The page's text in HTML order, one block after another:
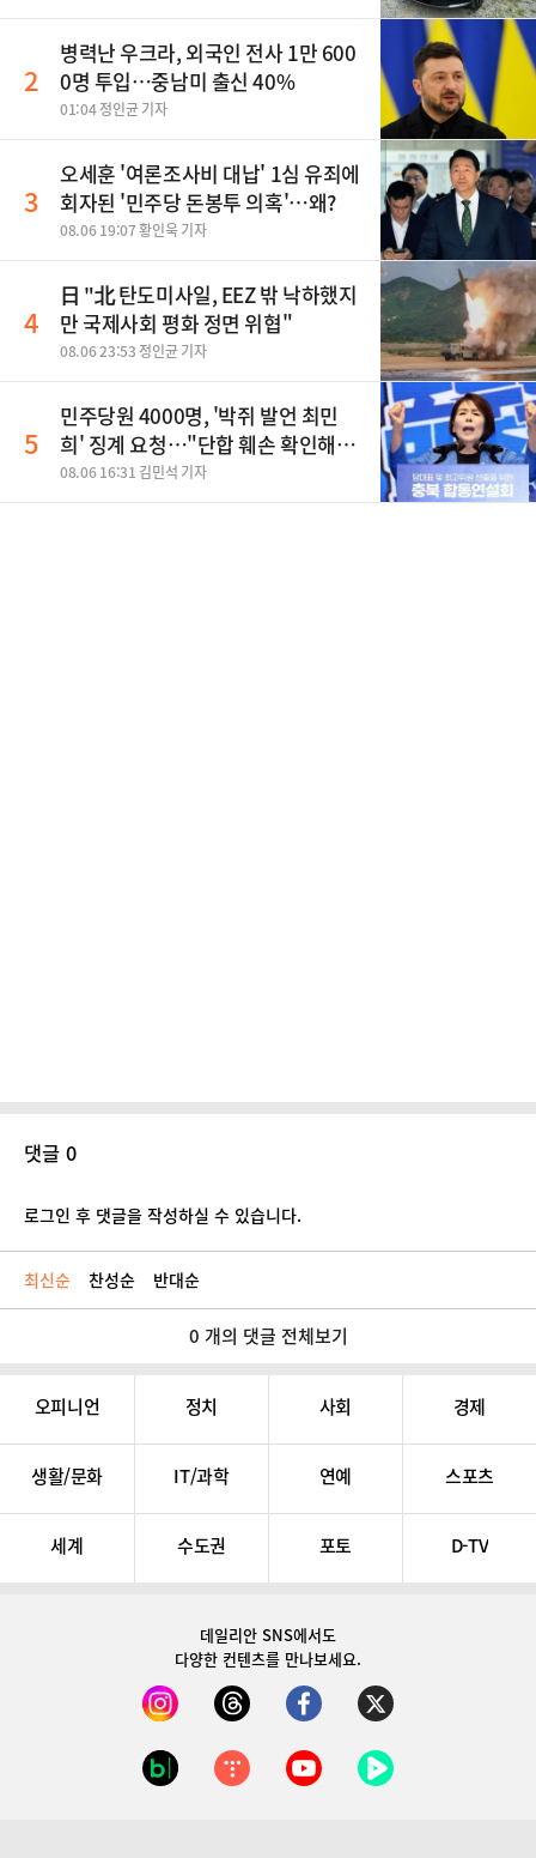
2
병력난 우크라, 외국인 전사 1만 600
0명 투입…중남미 출신 40%
01:04 정인균 기자
3
오세훈 '여론조사비 대납' 1심 유죄에
회자된 '민주당 돈봉투 의혹'…왜?
08.06 19:07 황인욱 기자
4
日 "北 탄도미사일, EEZ 밖 낙하했지
만 국제사회 평화 정면 위협"
08.06 23:53 정인균 기자
5
민주당원 4000명, '박쥐 발언 최민
희' 징계 요청…"단합 훼손 확인해
야"
08.06 16:31 김민석 기자
댓글 0
로그인 후 댓글을 작성하실 수 있습니다.
최신순 찬성순 반대순
0 개의 댓글 전체보기
오피니언 정치 사회 경제
생활/문화 IT/과학 연예 스포츠
세계 수도권 포토 D-TV
데일리안 SNS에서도
다양한 컨텐츠를 만나보세요.